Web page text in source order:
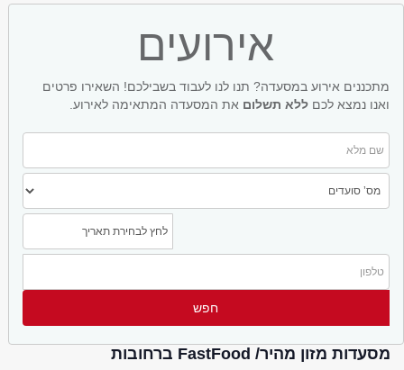
אירועים
מתכננים אירוע במסעדה? תנו לנו לעבוד בשבילכם! השאירו פרטים
ואנו נמצא לכם ללא תשלום את המסעדה המתאימה לאירוע.
מסעדות מזון מהיר/ FastFood ברחובות